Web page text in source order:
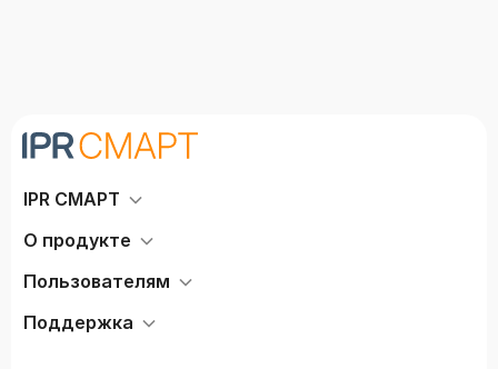
IPR СМАРТ
О продукте
Пользователям
Поддержка